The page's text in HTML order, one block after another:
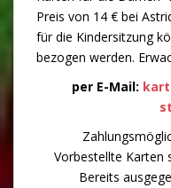
Preis von 14 € bei
für die Kindersitzung
bezogen werden.
per E-Mail:
Vorbestellte Karten
Bereits